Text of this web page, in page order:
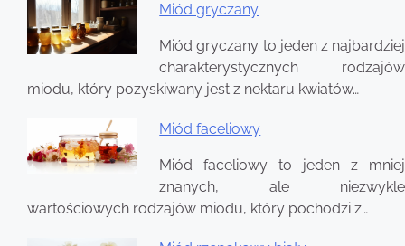
Miód gryczany
Miód gryczany to jeden z najbardziej
charakterystycznych rodzajów
miodu, który pozyskiwany jest z nektaru kwiatów…
Miód faceliowy
Miód faceliowy to jeden z mniej
znanych, ale niezwykle
wartościowych rodzajów miodu, który pochodzi z…